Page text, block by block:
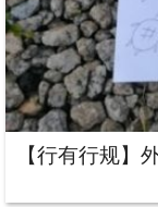
【行有行规】